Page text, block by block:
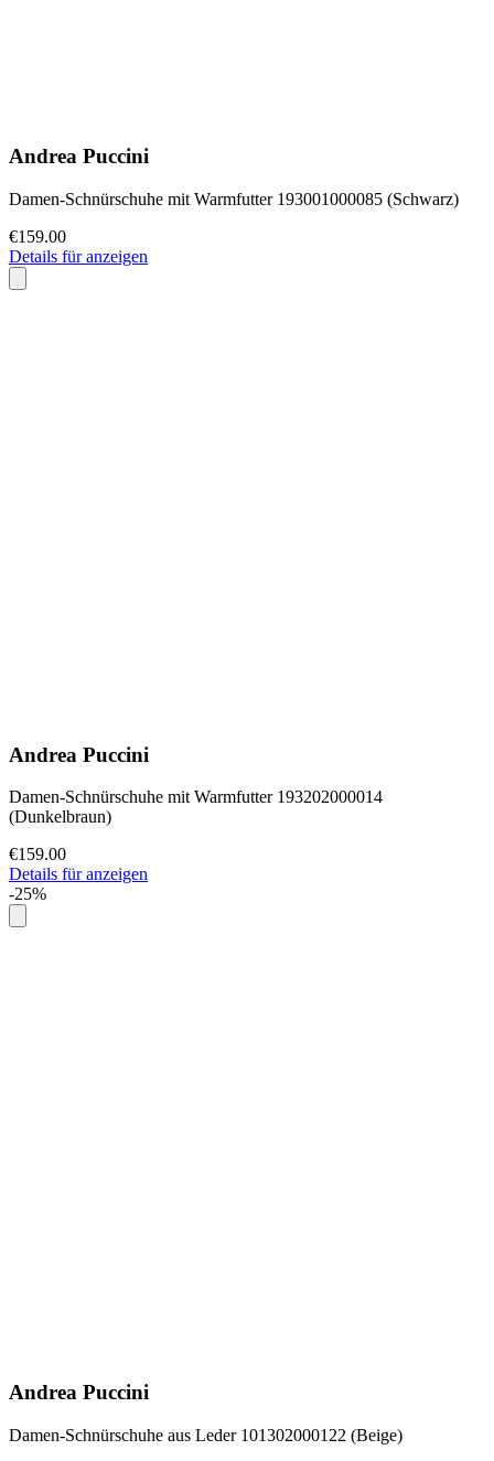
Andrea Puccini
Damen-Schnürschuhe mit Warmfutter 193001000085 (Schwarz)
€159.00
Details für anzeigen
Andrea Puccini
Damen-Schnürschuhe mit Warmfutter 193202000014
(Dunkelbraun)
€159.00
Details für anzeigen
-25%
Andrea Puccini
Damen-Schnürschuhe aus Leder 101302000122 (Beige)